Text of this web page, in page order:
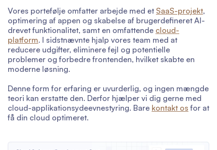
Vores portefølje omfatter arbejde med et SaaS-projekt,
optimering af appen og skabelse af brugerdefineret AI-
drevet funktionalitet, samt en omfattende cloud-
platform. I sidstnævnte hjalp vores team med at
reducere udgifter, eliminere fejl og potentielle
problemer og forbedre frontenden, hvilket skabte en
moderne løsning.
Denne form for erfaring er uvurderlig, og ingen mængde
teori kan erstatte den. Derfor hjælper vi dig gerne med
cloud-applikationsydeevnestyring. Bare kontakt os for at
få din cloud optimeret.